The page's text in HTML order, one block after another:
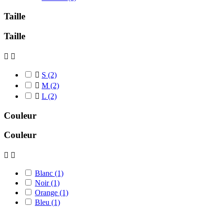
Taille
Taille
 
 S (2)
 M (2)
 L (2)
Couleur
Couleur
 
Blanc (1)
Noir(1)
Orange (1)
Bleu (1)